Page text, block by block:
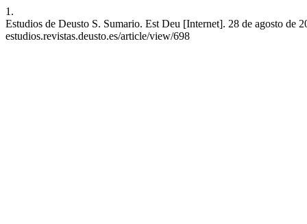
1.
Estudios de Deusto S. Sumario. Est Deu [Internet]. 28 de agosto de
estudios.revistas.deusto.es/article/view/698